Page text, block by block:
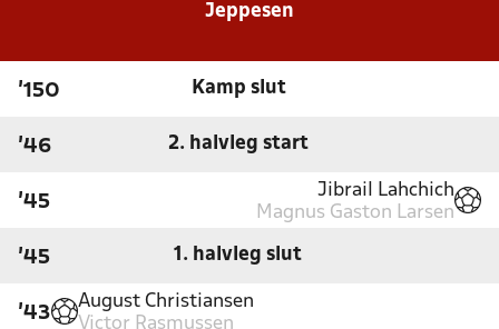
Jeppesen
'150 Kamp slut
'46 2. halvleg start
'45
Jibrail Lahchich
Magnus Gaston Larsen
'45 1. halvleg slut
'43
August Christiansen
Victor Rasmussen